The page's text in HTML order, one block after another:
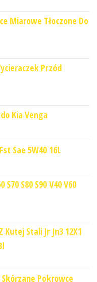
Miarowe Tłoczone Do
Przód
Kia Venga
Sae 5W40 16L
S80 S90 V40 V60
Stali Jr Jn3 12X1
Pokrowce